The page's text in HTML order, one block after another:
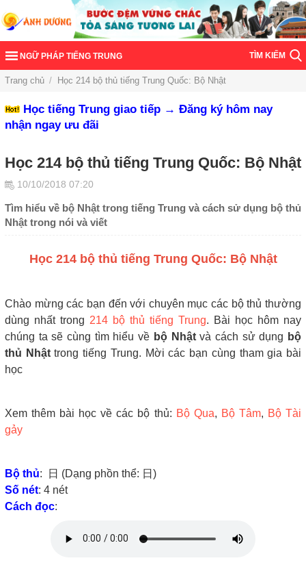
NGỮ PHÁP TIẾNG TRUNG TÌM KIẾM
Trang chủ / Học 214 bộ thủ tiếng Trung Quốc: Bộ Nhật
Học tiếng Trung giao tiếp → Đăng ký hôm nay
nhận ngay ưu đãi
Học 214 bộ thủ tiếng Trung Quốc: Bộ Nhật
10/10/2018 07:20
Tìm hiểu về bộ Nhật trong tiếng Trung và cách sử dụng bộ thủ
Nhật trong nói và viết
Học 214 bộ thủ tiếng Trung Quốc: Bộ Nhật
Chào mừng các bạn đến với chuyên mục các bộ thủ thường
dùng nhất trong 214 bộ thủ tiếng Trung. Bài học hôm nay
chúng ta sẽ cùng tìm hiểu về bộ Nhậtvà cách sử dụng bộ
thủ Nhậttrong tiếng Trung. Mời các bạn cùng tham gia bài
học
Xem thêm bài học về các bộ thủ: Bộ Qua, Bộ Tâm, Bộ Tài
gảy
Bộ thủ: 日 (Dạng phồn thể: 日)
Số nét: 4 nét
Cách đọc: